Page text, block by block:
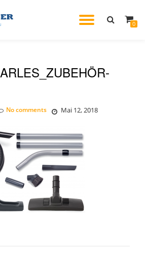
0
Mai 12, 2018
No comments